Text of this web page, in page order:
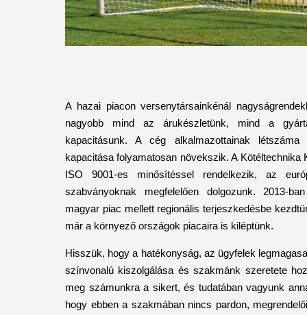
A hazai piacon versenytársainkénál
nagyobb mind az árukészletünk, mind a
kapacitásunk. A cég alkalmazottainak létszáma
kapacitása folyamatosan növekszik. A Kötéltechnika
ISO 9001-es minősítéssel rendelkezik, az
szabványoknak megfelelően dolgozunk. 2013-
magyar piac mellett regionális terjeszkedésbe
már a környező országok piacaira is kiléptünk.
Hisszük, hogy a hatékonyság, az ügyfelek
színvonalú kiszolgálása és szakmánk szeretete
meg számunkra a sikert, és tudatában vagyunk
hogy ebben a szakmában nincs pardon,